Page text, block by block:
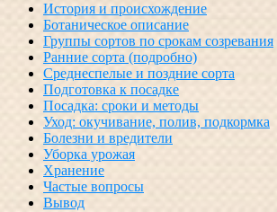
История и происхождение
Ботаническое описание
Группы сортов по срокам созревания
Ранние сорта (подробно)
Среднеспелые и поздние сорта
Подготовка к посадке
Посадка: сроки и методы
Уход: окучивание, полив, подкормка
Болезни и вредители
Уборка урожая
Хранение
Частые вопросы
Вывод